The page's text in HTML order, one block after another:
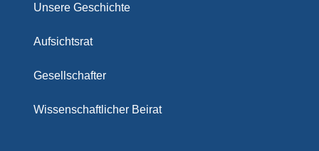
Unsere Geschichte
Aufsichtsrat
Gesellschafter
Wissenschaftlicher Beirat